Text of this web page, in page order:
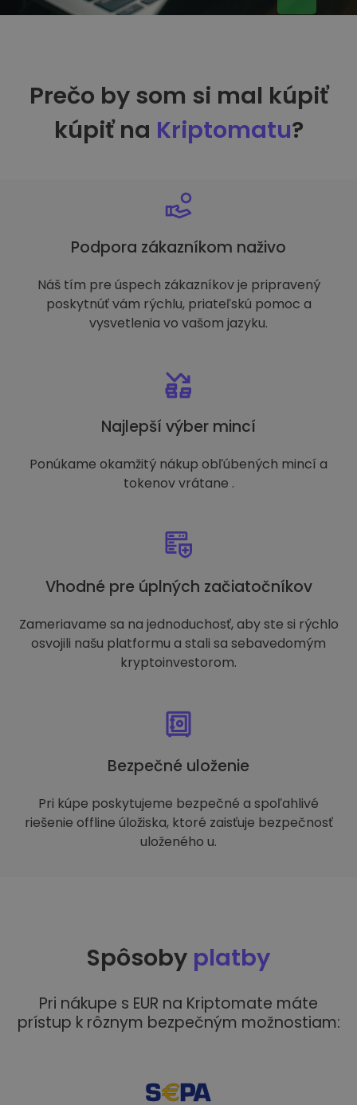
Prečo by som si mal kúpiť
kúpiť na Kriptomatu?
Podpora zákazníkom naživo
Náš tím pre úspech zákazníkov je pripravený
poskytnúť vám rýchlu, priateľskú pomoc a
vysvetlenia vo vašom jazyku.
Najlepší výber mincí
Ponúkame okamžitý nákup obľúbených mincí a
tokenov vrátane .
Vhodné pre úplných začiatočníkov
Zameriavame sa na jednoduchosť, aby ste si rýchlo
osvojili našu platformu a stali sa sebavedomým
kryptoinvestorom.
Bezpečné uloženie
Pri kúpe poskytujeme bezpečné a spoľahlivé
riešenie offline úložiska, ktoré zaisťuje bezpečnosť
uloženého u.
Spôsoby platby
Pri nákupe s EUR na Kriptomate máte
prístup k rôznym bezpečným možnostiam: